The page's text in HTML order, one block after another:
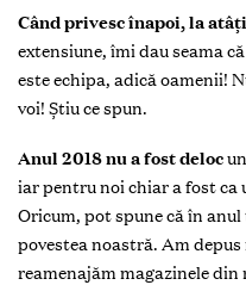
Când privesc înapoi, la
extensiune, îmi dau seama
este echipa, adică oamenii!
voi! Ştiu ce spun.
Anul 2018 nu a fost deloc
iar pentru noi chiar a fost ca
Oricum, pot spune că în
povestea noastră. Am
reamenajăm magazinele